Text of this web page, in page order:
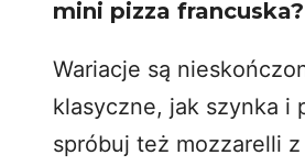
mini pizza francuska?
Wariacje są
klasyczne, jak szynka i
spróbuj też mozzarelli